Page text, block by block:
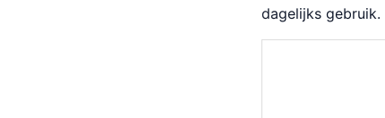
dagelijks gebruik.